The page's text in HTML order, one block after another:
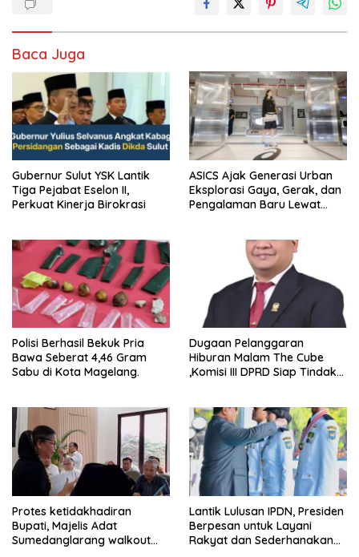
Baca Juga
Gubernur Sulut YSK Lantik
Tiga Pejabat Eselon II,
Perkuat Kinerja Birokrasi
ASICS Ajak Generasi Urban
Eksplorasi Gaya, Gerak, dan
Pengalaman Baru Lewat
Polisi Berhasil Bekuk Pria
Bawa Seberat 4,46 Gram
Sabu di Kota Magelang.
Dugaan Pelanggaran
Hiburan Malam The Cube
,Komisi III DPRD Siap Tindak
Protes ketidakhadiran
Bupati, Majelis Adat
Sumedanglarang walkout
Lantik Lulusan IPDN, Presiden
Berpesan untuk Layani
Rakyat dan Sederhanakan